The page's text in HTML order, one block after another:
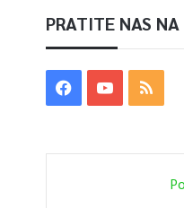
PRATITE NAS NA